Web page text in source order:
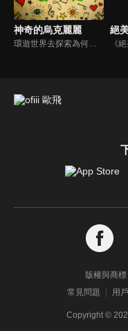
神奇的烏克麗麗
環遊世界去探索為何這麼多來自不同國家、文化、年齡和音樂品味的人，都改用烏克麗麗來表達自己、與過去建立聯繫，以及彼此連結。
絕
版權與商標
常見問題
用
Copyright ©